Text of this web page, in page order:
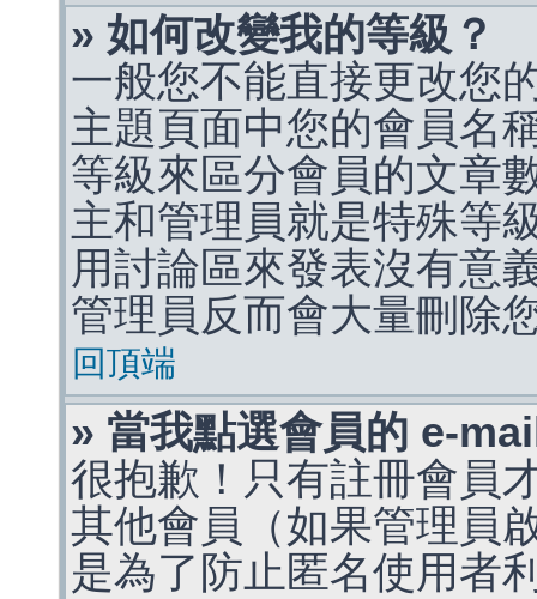
» 如何改變我的等級？
一般您不能直接更改您
主題頁面中您的會員名
等級來區分會員的文章
主和管理員就是特殊等
用討論區來發表沒有意
管理員反而會大量刪除
回頂端
» 當我點選會員的 e-
很抱歉！只有註冊會員
其他會員（如果管理員
是為了防止匿名使用者